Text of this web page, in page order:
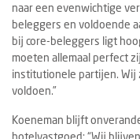
naar een evenwichtige
beleggers en voldoende
bij core-beleggers ligt
moeten allemaal perfect
institutionele partijen. Wij
voldoen.”
Koeneman blijft